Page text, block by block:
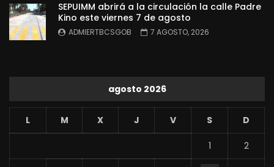
SEPUIMM abrirá a la circulación la calle Padre
Kino este viernes 7 de agosto
ADMIERTBCSGOB 7 AGOSTO, 2026
agosto 2026
L M X J V S D
1 2